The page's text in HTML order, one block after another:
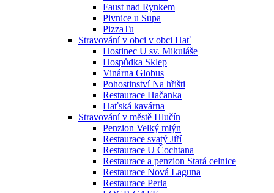
Faust nad Rynkem
Pivnice u Supa
PizzaTu
Stravování v obci v obci Hať
Hostinec U sv. Mikuláše
Hospůdka Sklep
Vinárna Globus
Pohostinství Na hřišti
Restaurace Hačanka
Haťská kavárna
Stravování v městě Hlučín
Penzion Velký mlýn
Restaurace svatý Jiří
Restaurace U Čochtana
Restaurace a penzion Stará celnice
Restaurace Nová Laguna
Restaurace Perla